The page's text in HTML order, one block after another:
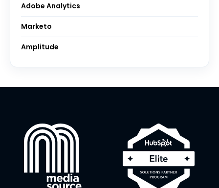
Adobe Analytics
Marketo
Amplitude